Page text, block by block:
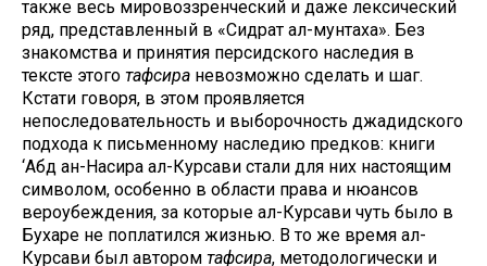
также весь мировоззренческий и даже лексический
ряд, представленный в «Сидрат ал-мунтаха». Без
знакомства и принятия персидского наследия в
тексте этого тафсира невозможно сделать и шаг.
Кстати говоря, в этом проявляется
непоследовательность и выборочность джадидского
подхода к письменному наследию предков: книги
‘Абд ан-Насира ал-Курсави стали для них настоящим
символом, особенно в области права и нюансов
вероубеждения, за которые ал-Курсави чуть было в
Бухаре не поплатился жизнью. В то же время ал-
Курсави был автором тафсира, методологически и